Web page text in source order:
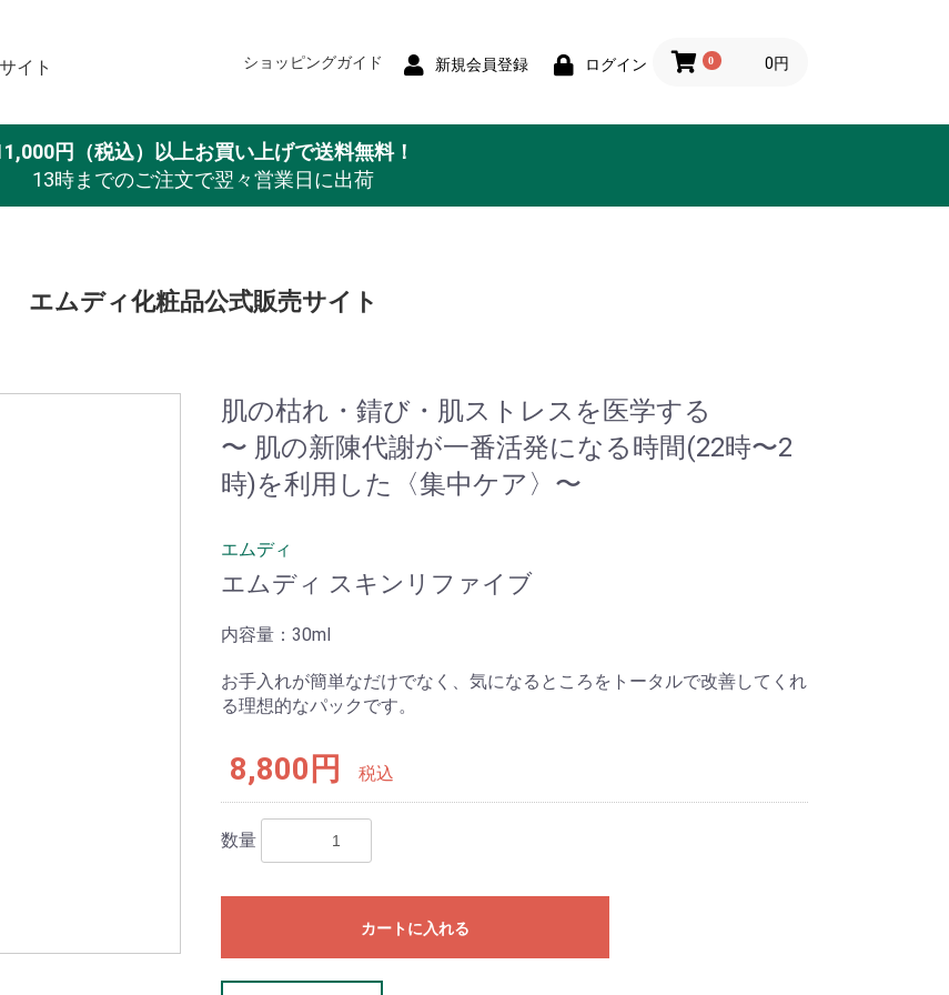
イト ショッピングガイド 新規会員登録 ログイン 0 0円
円（税込）以上お買い上げで送料無料！
13時までのご注文で翌々営業日に出荷
エムディ化粧品公式販売サイト
肌の枯れ・錆び・肌ストレスを医学する
〜 肌の新陳代謝が一番活発になる時間(22時〜2
時)を利用した〈集中ケア〉〜
エムディ
エムディ スキンリファイブ
30ml
お手入れが簡単なだけでなく、気になるところをトータルで改善してくれ
る理想的なパックです。
8,800円 税込
数量
カートに入れる